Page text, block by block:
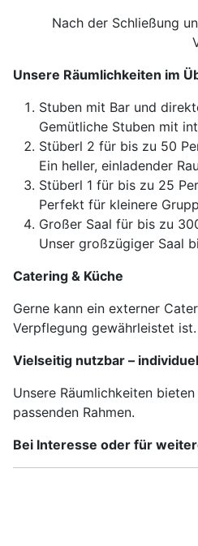
Nach der Schließung
Unsere Räumlichkeiten im
Stuben mit Bar und
Gemütliche Stuben mit
Stüberl 2 für bis zu 50
Ein heller, einladender
Stüberl 1 für bis zu 25
Perfekt für kleinere
Großer Saal für bis zu
Unser großzügiger Saal
Catering & Küche
Gerne kann ein externer
Verpflegung gewährleistet ist.
Vielseitig nutzbar –
Unsere Räumlichkeiten
passenden Rahmen.
Bei Interesse oder für